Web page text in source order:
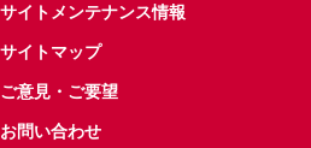
サイトメンテナンス情報
サイトマップ
ご意見・ご要望
お問い合わせ